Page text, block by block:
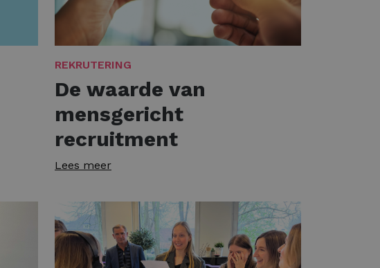
REKRUTERING
De waarde van
mensgericht
recruitment
Lees meer